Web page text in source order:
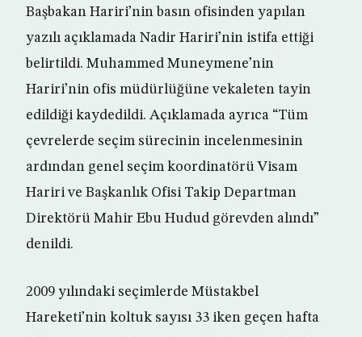
Başbakan Hariri’nin basın ofisinden yapılan
yazılı açıklamada Nadir Hariri’nin istifa ettiği
belirtildi. Muhammed Muneymene’nin
Hariri’nin ofis müdürlüğüne vekaleten tayin
edildiği kaydedildi. Açıklamada ayrıca “Tüm
çevrelerde seçim sürecinin incelenmesinin
ardından genel seçim koordinatörü Visam
Hariri ve Başkanlık Ofisi Takip Departman
Direktörü Mahir Ebu Hudud görevden alındı”
denildi.
2009 yılındaki seçimlerde Müstakbel
Hareketi’nin koltuk sayısı 33 iken geçen hafta